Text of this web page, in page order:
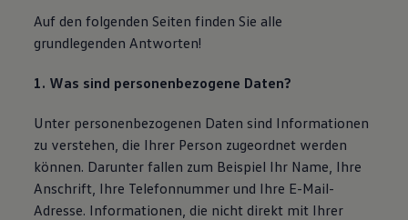
Auf den folgenden Seiten finden Sie alle
grundlegenden Antworten!
1. Was sind personenbezogene Daten?
Unter personenbezogenen Daten sind Informationen
zu verstehen, die Ihrer Person zugeordnet werden
können. Darunter fallen zum Beispiel Ihr Name, Ihre
Anschrift, Ihre Telefonnummer und Ihre E-Mail-
Adresse. Informationen, die nicht direkt mit Ihrer